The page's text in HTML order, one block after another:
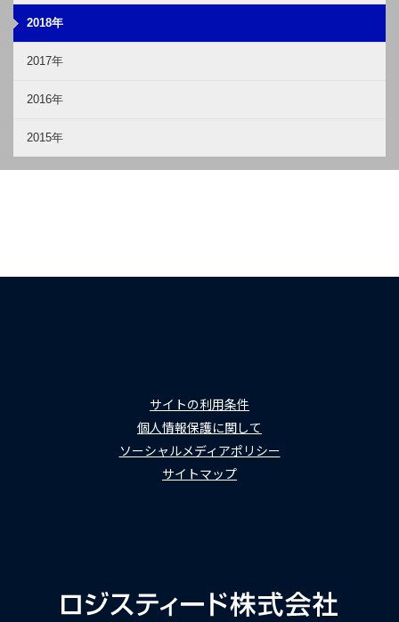
2018年
2017年
2016年
2015年
サイトの利用条件
個人情報保護に関して
ソーシャルメディアポリシー
サイトマップ